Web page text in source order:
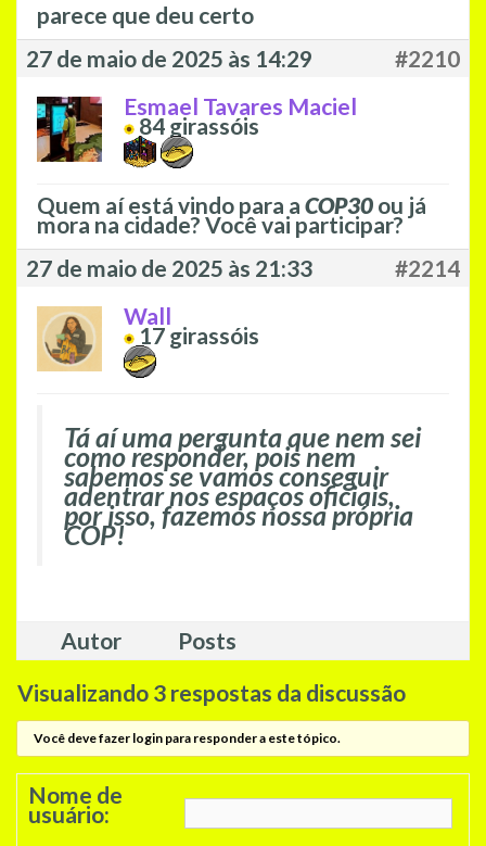
parece que deu certo
27 de maio de 2025 às 14:29
#2210
Esmael Tavares Maciel
84 girassóis
Quem aí está vindo para a COP30 ou já
mora na cidade? Você vai participar?
27 de maio de 2025 às 21:33
#2214
Wall
17 girassóis
Tá aí uma pergunta que nem sei
como responder, pois nem
sabemos se vamos conseguir
adentrar nos espaços oficiais,
por isso, fazemos nossa própria
COP!
Autor
Posts
Visualizando 3 respostas da discussão
Você deve fazer login para responder a este tópico.
Nome de
usuário: